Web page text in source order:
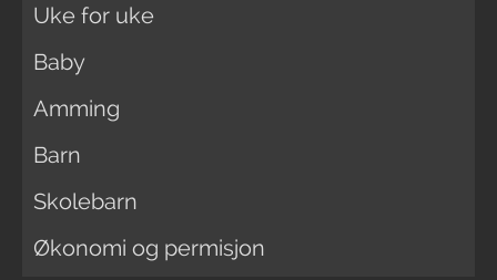
Uke for uke
Baby
Amming
Barn
Skolebarn
Økonomi og permisjon